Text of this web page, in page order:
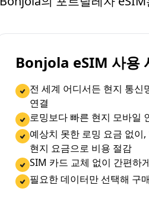
Bonjola eSIM 사용
전 세계 어디서든 현지 통신
연결
로밍보다 빠른 현지 모바일
예상치 못한 로밍 요금 없이,
현지 요금으로 비용 절감
SIM 카드 교체 없이 간편하
필요한 데이터만 선택해 구